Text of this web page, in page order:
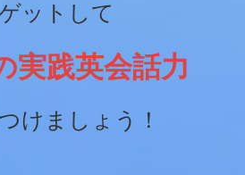
ットして
実践英会話力
けましょう！